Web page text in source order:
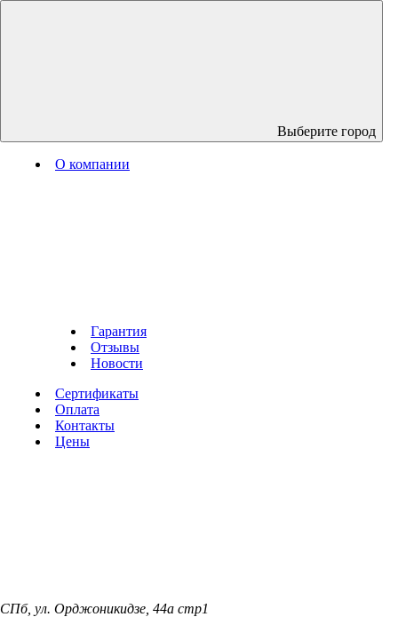
Выберите город
О компании
Гарантия
Отзывы
Новости
Сертификаты
Оплата
Контакты
Цены
СПб, ул. Орджоникидзе, 44а стр1